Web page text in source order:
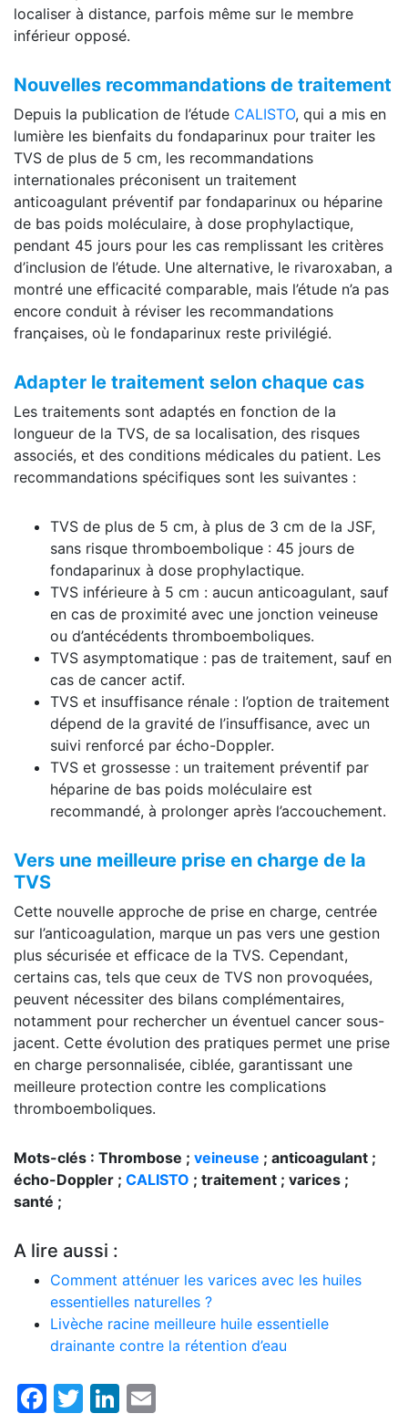
localiser à distance, parfois même sur le membre
inférieur opposé.
Nouvelles recommandations de traitement
Depuis la publication de l’étude CALISTO, qui a mis en
lumière les bienfaits du fondaparinux pour traiter les
TVS de plus de 5 cm, les recommandations
internationales préconisent un traitement
anticoagulant préventif par fondaparinux ou héparine
de bas poids moléculaire, à dose prophylactique,
pendant 45 jours pour les cas remplissant les critères
d’inclusion de l’étude. Une alternative, le rivaroxaban, a
montré une efficacité comparable, mais l’étude n’a pas
encore conduit à réviser les recommandations
françaises, où le fondaparinux reste privilégié.
Adapter le traitement selon chaque cas
Les traitements sont adaptés en fonction de la
longueur de la TVS, de sa localisation, des risques
associés, et des conditions médicales du patient. Les
recommandations spécifiques sont les suivantes :
TVS de plus de 5 cm, à plus de 3 cm de la JSF,
sans risque thromboembolique : 45 jours de
fondaparinux à dose prophylactique.
TVS inférieure à 5 cm : aucun anticoagulant, sauf
en cas de proximité avec une jonction veineuse
ou d’antécédents thromboemboliques.
TVS asymptomatique : pas de traitement, sauf en
cas de cancer actif.
TVS et insuffisance rénale : l’option de traitement
dépend de la gravité de l’insuffisance, avec un
suivi renforcé par écho-Doppler.
TVS et grossesse : un traitement préventif par
héparine de bas poids moléculaire est
recommandé, à prolonger après l’accouchement.
Vers une meilleure prise en charge de la
TVS
Cette nouvelle approche de prise en charge, centrée
sur l’anticoagulation, marque un pas vers une gestion
plus sécurisée et efficace de la TVS. Cependant,
certains cas, tels que ceux de TVS non provoquées,
peuvent nécessiter des bilans complémentaires,
notamment pour rechercher un éventuel cancer sous-
jacent. Cette évolution des pratiques permet une prise
en charge personnalisée, ciblée, garantissant une
meilleure protection contre les complications
thromboemboliques.
Mots-clés : Thrombose ; veineuse ; anticoagulant ;
écho-Doppler ; CALISTO ; traitement ; varices ;
santé ;
A lire aussi :
Comment atténuer les varices avec les huiles
essentielles naturelles ?
Livèche racine meilleure huile essentielle
drainante contre la rétention d’eau
Facebook
TwitterLinkedIn